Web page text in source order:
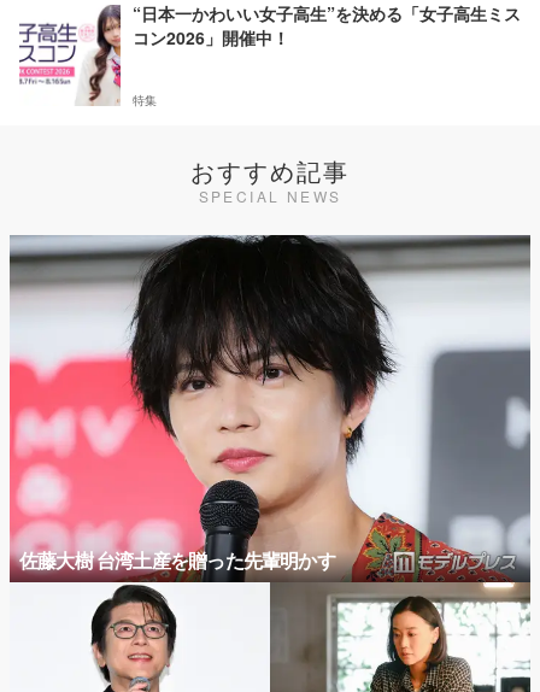
“日本一かわいい女子高生”を決める「女子高生ミス
コン2026」開催中！
特集
おすすめ記事
SPECIAL NEWS
佐藤大樹 台湾土産を贈った先輩明かす